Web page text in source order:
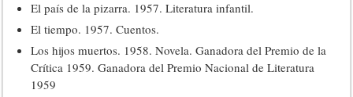
El país de la pizarra. 1957. Literatura infantil.
El tiempo. 1957. Cuentos.
Los hijos muertos. 1958. Novela. Ganadora del Premio de la
Crítica 1959. Ganadora del Premio Nacional de Literatura
1959